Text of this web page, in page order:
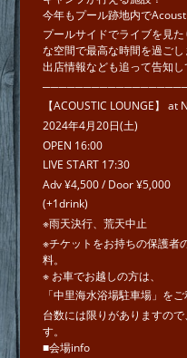
今年もプール跡地内で
プールサイドでライブを見
な空間で最高な時間を過ご
出店情報なども追って告知
【ACOUSTIC LOUNGE】 at
2024年4月20日(土)
OPEN 16:00
LIVE START 17:30
Adv ¥4,500 / Door ¥5,000
(+1drink)
※雨天決行、荒天中止
※チケットをお持ちの保護者
料。
※ お車でお越しの方は、
「中里海水浴場駐車場」をご
台数には限りがありますの
す。
■会場info